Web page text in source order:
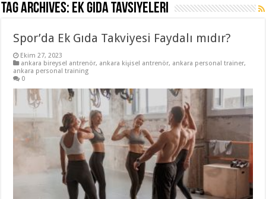
Tag Archives: ek gıda tavsiyeleri
Spor’da Ek Gıda Takviyesi Faydalı mıdır?
Ekim 27, 2023
ankara bireysel antrenör, ankara kişisel antrenör, ankara personal trainer,
ankara personal training
0